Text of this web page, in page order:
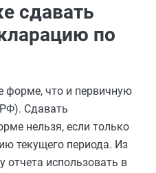
сдавать
по
форме, что и первичную
Сдавать
нельзя, если только
текущего периода. Из
отчета использовать в